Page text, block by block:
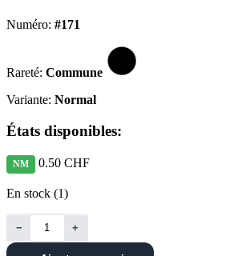
Numéro: #171
Rareté: Commune
Variante: Normal
États disponibles:
NM 0.50 CHF
En stock (1)
− +